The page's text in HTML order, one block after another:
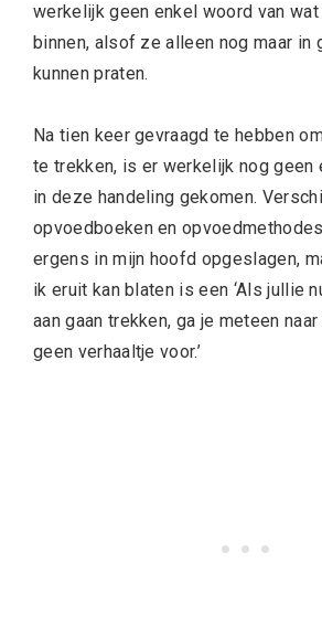
werkelijk geen enkel woord van
binnen, alsof ze alleen nog maar in
kunnen praten.
Na tien keer gevraagd te hebben
te trekken, is er werkelijk nog geen
in deze handeling gekomen.
opvoedboeken en
ergens in mijn hoofd opgeslagen,
ik eruit kan blaten is een ‘Als jullie
aan gaan trekken, ga je meteen
geen verhaaltje voor.’